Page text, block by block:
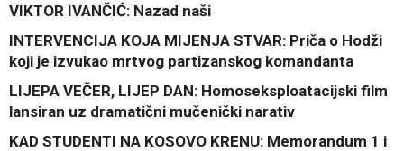
VIKTOR IVANČIĆ: Nazad naši
INTERVENCIJA KOJA MIJENJA STVAR: Priča o Hodži
koji je izvukao mrtvog partizanskog komandanta
LIJEPA VEČER, LIJEP DAN: Homoseksploatacijski film
lansiran uz dramatični mučenički narativ
KAD STUDENTI NA KOSOVO KRENU: Memorandum 1 i